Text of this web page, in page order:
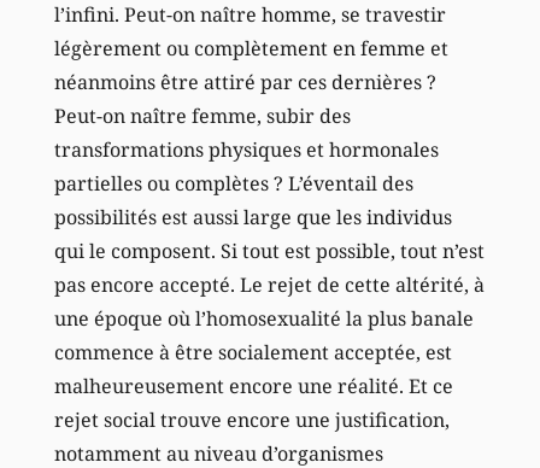
l’infini. Peut-on naître homme, se travestir
légèrement ou complètement en femme et
néanmoins être attiré par ces dernières ?
Peut-on naître femme, subir des
transformations physiques et hormonales
partielles ou complètes ? L’éventail des
possibilités est aussi large que les individus
qui le composent. Si tout est possible, tout n’est
pas encore accepté. Le rejet de cette altérité, à
une époque où l’homosexualité la plus banale
commence à être socialement acceptée, est
malheureusement encore une réalité. Et ce
rejet social trouve encore une justification,
notamment au niveau d’organismes